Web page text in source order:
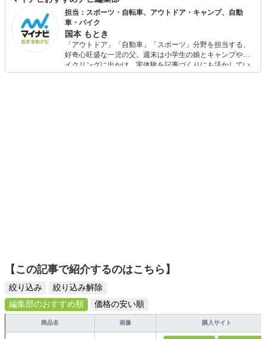
合わせて日本中の旬な魚を追っている。 キャンプ用品は、
あえて払い下げのミリタリー系ギアで揃えるマニアな一面
も。
担当：スポーツ・自転車、アウトドア・キャンプ、自動
車・バイク
国本 もとき
「アウトドア」「自動車」「スポーツ」分野を担当する、
好奇心旺盛な一児の父。週末は小学生の娘とキャンプやサ
イクリングに出かけ、実体験を記事づくりにも活かしてい
ます。読者の「知りたい」を分かりやすく届けることをモ
【この記事で紹介するのはこちら】
絞り込み
絞り込み解除
編集部のおすすめ順
価格の安い順
商品名 画像 購入サイト